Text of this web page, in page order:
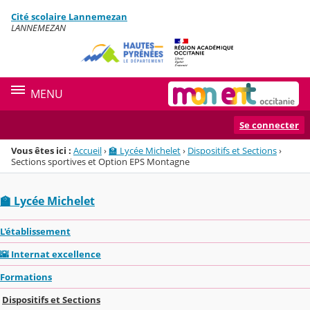
Menu de la rubrique
Contenu
Cité scolaire Lannemezan
LANNEMEZAN
MENU
Se connecter
Vous êtes ici : Accueil›🏫 Lycée Michelet› Dispositifs et Sections›
Sections sportives et Option EPS Montagne
🏫 Lycée Michelet
L'établissement
🌇 Internat excellence
Formations
Dispositifs et Sections